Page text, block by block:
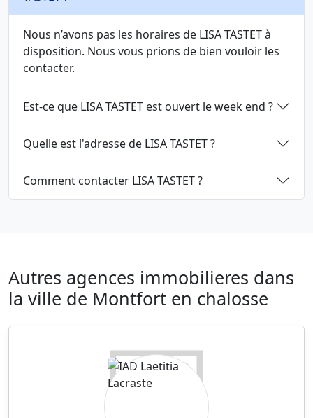
Nous n’avons pas les horaires de LISA TASTET à
disposition. Nous vous prions de bien vouloir les
contacter.
Est-ce que LISA TASTET est ouvert le week end ?
Quelle est l'adresse de LISA TASTET ?
Comment contacter LISA TASTET ?
Autres agences immobilieres dans
la ville de Montfort en chalosse